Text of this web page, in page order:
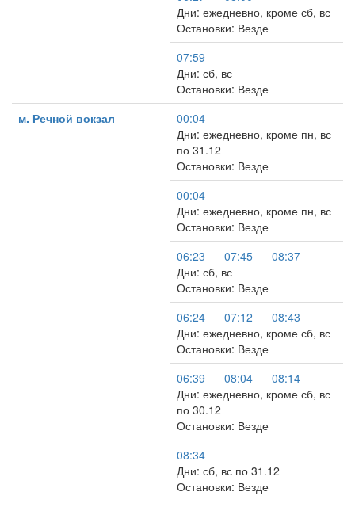
Дни: ежедневно, кроме сб, вс
Остановки: Везде
07:59
Дни: сб, вс
Остановки: Везде
м. Речной вокзал
00:04
Дни: ежедневно, кроме пн, вс
по 31.12
Остановки: Везде
00:04
Дни: ежедневно, кроме пн, вс
Остановки: Везде
06:23
07:45
08:37
Дни: сб, вс
Остановки: Везде
06:24
07:12
08:43
Дни: ежедневно, кроме сб, вс
Остановки: Везде
06:39
08:04
08:14
Дни: ежедневно, кроме сб, вс
по 30.12
Остановки: Везде
08:34
Дни: сб, вс по 31.12
Остановки: Везде